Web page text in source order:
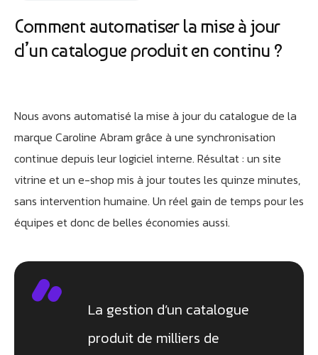
Comment automatiser la mise à jour
d’un catalogue produit en continu ?
Nous avons automatisé la mise à jour du catalogue de la
marque Caroline Abram grâce à une synchronisation
continue depuis leur logiciel interne. Résultat : un site
vitrine et un e-shop mis à jour toutes les quinze minutes,
sans intervention humaine. Un réel gain de temps pour les
équipes et donc de belles économies aussi.
La gestion d’un catalogue
produit de milliers de